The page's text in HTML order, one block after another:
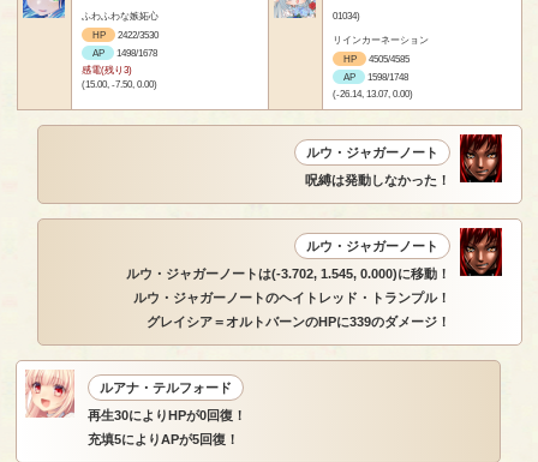
ふわふわな嫉妬心
HP
2422/3530
AP
1498/1678
感電(残り3)
(15.00, -7.50, 0.00)
01034)
リインカーネーション
HP
4505/4585
AP
1598/1748
(-26.14, 13.07, 0.00)
ルウ・ジャガーノート
呪縛は発動しなかった！
ルウ・ジャガーノート
ルウ・ジャガーノートは(-3.702, 1.545, 0.000)に移動！
ルウ・ジャガーノートのヘイトレッド・トランプル！
グレイシア＝オルトバーンのHPに339のダメージ！
ルアナ・テルフォード
再生30によりHPが0回復！
充填5によりAPが5回復！